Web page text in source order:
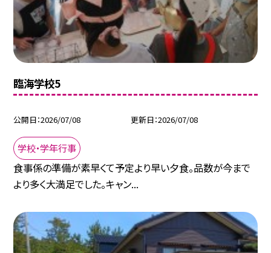
臨海学校5
公開日 2026/07/08 更新日 2026/07/08
学校・学年行事
食事係の準備が素早くて予定より早い夕食。品数が今まで
より多く大満足でした。キャン...